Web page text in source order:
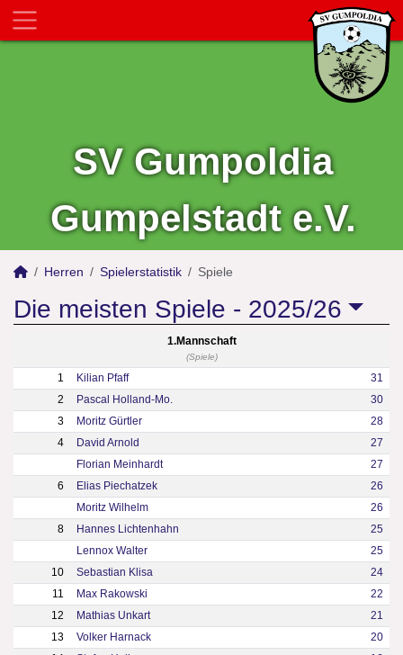
SV Gumpoldia
Gumpelstadt e.V.
Herren Spielerstatistik Spiele
Die meisten Spiele - 2025/26
1.Mannschaft
(Spiele)
1 Kilian Pfaff
31
2
Pascal Holland-Mo.
30
3
Moritz Gürtler
28
4
David Arnold
27
Florian Meinhardt
27
6
Elias Piechatzek
26
Moritz Wilhelm
26
8
Hannes Lichtenhahn
25
Lennox Walter
25
10
Sebastian Klisa
24
11
Max Rakowski
22
12
Mathias Unkart
21
13
Volker Harnack
20